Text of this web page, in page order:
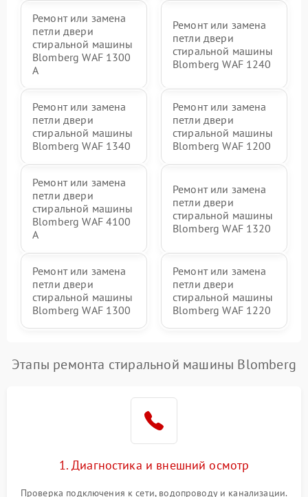
Ремонт или замена
петли двери
стиральной машины
Blomberg WAF 1300
A
Ремонт или замена
петли двери
стиральной машины
Blomberg WAF 1240
Ремонт или замена
петли двери
стиральной машины
Blomberg WAF 1340
Ремонт или замена
петли двери
стиральной машины
Blomberg WAF 1200
Ремонт или замена
петли двери
стиральной машины
Blomberg WAF 4100
A
Ремонт или замена
петли двери
стиральной машины
Blomberg WAF 1320
Ремонт или замена
петли двери
стиральной машины
Blomberg WAF 1300
Ремонт или замена
петли двери
стиральной машины
Blomberg WAF 1220
Этапы ремонта стиральной машины Blomberg
1. Диагностика и внешний осмотр
Проверка подключения к сети, водопроводу и канализации.